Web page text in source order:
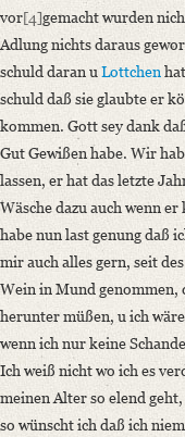
vor[4]gemacht wurden
Adlung nichts daraus
schuld daran u Lottchen
schuld daß sie glaubte er
kommen. Gott sey dank
Gut Gewißen habe. Wir
lassen, er hat das letzte
Wäsche dazu auch wenn
habe nun last genung daß
mir auch alles gern, seit
Wein in Mund genommen,
herunter müßen, u ich
wenn ich nur keine
Ich weiß nicht wo ich es
meinen Alter so elend
so wünscht ich daß ich